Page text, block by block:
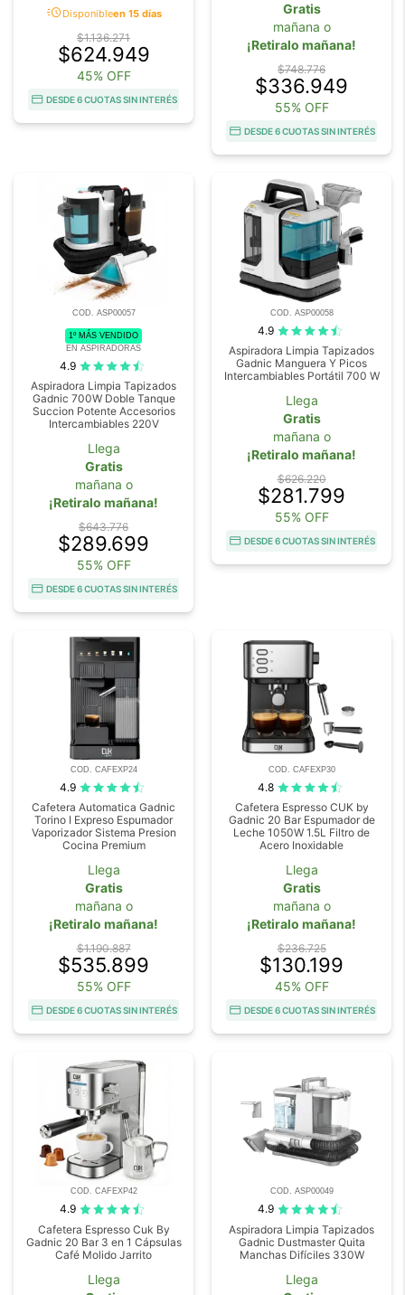
acuteDisponibleen 15 días
$1.136.271
$624.949
45% OFF
DESDE 6 CUOTAS SIN INTERÉS
Gratis
mañana o
¡Retiralo mañana!
$748.776
$336.949
55% OFF
DESDE 6 CUOTAS SIN INTERÉS
COD. ASP00057
1º MÁS VENDIDO
EN ASPIRADORAS
4.9
Aspiradora Limpia Tapizados
Gadnic 700W Doble Tanque
Succion Potente Accesorios
Intercambiables 220V
Llega
Gratis
mañana o
¡Retiralo mañana!
$643.776
$289.699
55% OFF
DESDE 6 CUOTAS SIN INTERÉS
COD. ASP00058
4.9
Aspiradora Limpia Tapizados
Gadnic Manguera Y Picos
Intercambiables Portátil 700 W
Llega
Gratis
mañana o
¡Retiralo mañana!
$626.220
$281.799
55% OFF
DESDE 6 CUOTAS SIN INTERÉS
COD. CAFEXP24
4.9
Cafetera Automatica Gadnic
Torino I Expreso Espumador
Vaporizador Sistema Presion
Cocina Premium
Llega
Gratis
mañana o
¡Retiralo mañana!
$1.190.887
$535.899
55% OFF
DESDE 6 CUOTAS SIN INTERÉS
COD. CAFEXP30
4.8
Cafetera Espresso CUK by
Gadnic 20 Bar Espumador de
Leche 1050W 1.5L Filtro de
Acero Inoxidable
Llega
Gratis
mañana o
¡Retiralo mañana!
$236.725
$130.199
45% OFF
DESDE 6 CUOTAS SIN INTERÉS
COD. CAFEXP42
4.9
Cafetera Espresso Cuk By
Gadnic 20 Bar 3 en 1 Cápsulas
Café Molido Jarrito
Llega
COD. ASP00049
4.9
Aspiradora Limpia Tapizados
Gadnic Dustmaster Quita
Manchas Difíciles 330W
Llega